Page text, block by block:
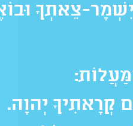
צֵאתְךָ
קְרָאתִיךָ יְהוָה.